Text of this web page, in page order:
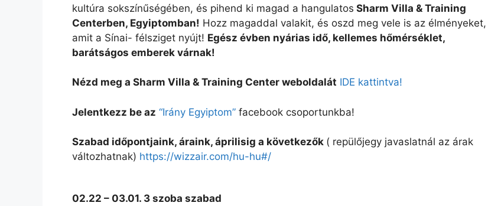
kultúra sokszínűségében, és pihend ki magad a hangulatos Sharm Villa & Training
Centerben, Egyiptomban! Hozz magaddal valakit, és oszd meg vele is az élményeket,
amit a Sínai- félsziget nyújt! Egész évben nyárias idő, kellemes hőmérséklet,
barátságos emberek várnak!
Nézd meg a Sharm Villa & Training Center weboldalát IDE kattintva!
Jelentkezz be az “Irány Egyiptom” facebook csoportunkba!
Szabad időpontjaink, áraink, áprilisig a következők ( repülőjegy javaslatnál az árak
változhatnak) https://wizzair.com/hu-hu#/
02.22 – 03.01. 3 szoba szabad